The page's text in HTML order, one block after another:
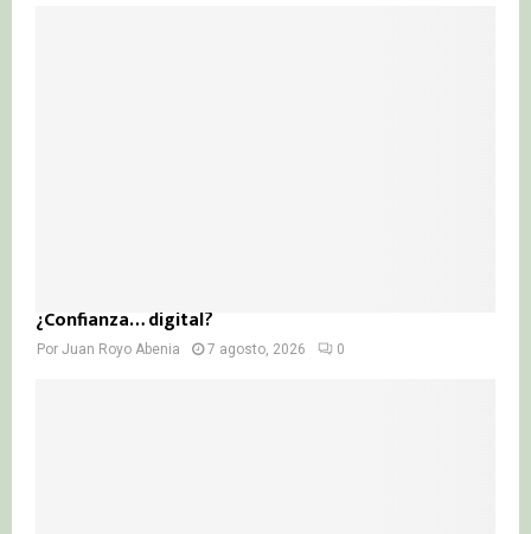
¿Confianza… digital?
Por Juan Royo Abenia 7 agosto, 2026 0